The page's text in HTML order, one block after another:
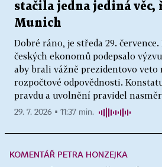
stačila jedna jediná věc,
Munich
Dobré ráno, je středa 29.
českých ekonomů podepsalo
aby brali vážně prezidentovo veto
rozpočtové odpovědnosti.
pravdu a uvolnění pravidel
29. 7. 2026 ▪ 11:37 min.
KOMENTÁŘ PETRA HONZEJKA